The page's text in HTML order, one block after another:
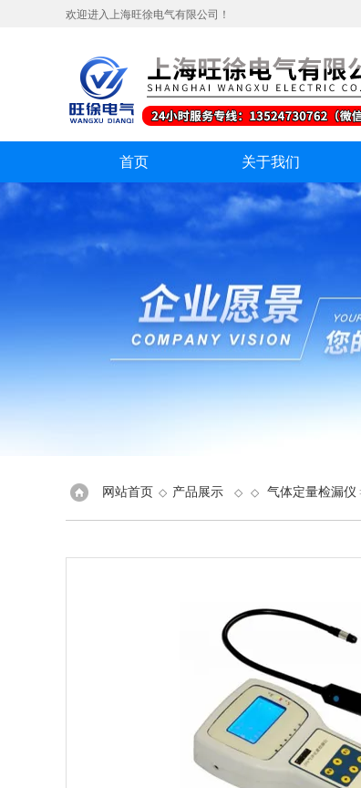
欢迎进入上海旺徐电气有限公司！
首页 关于我们
网站首页 ◇ 产品展示 ◇ ◇ 气体定量检漏仪